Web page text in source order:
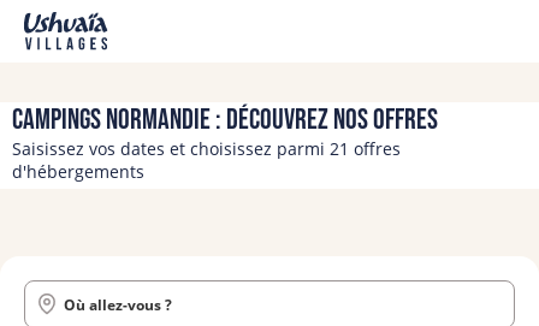
Campings Normandie : découvrez nos offres
Saisissez vos dates et choisissez parmi 21 offres
d'hébergements
Où allez-vous ?